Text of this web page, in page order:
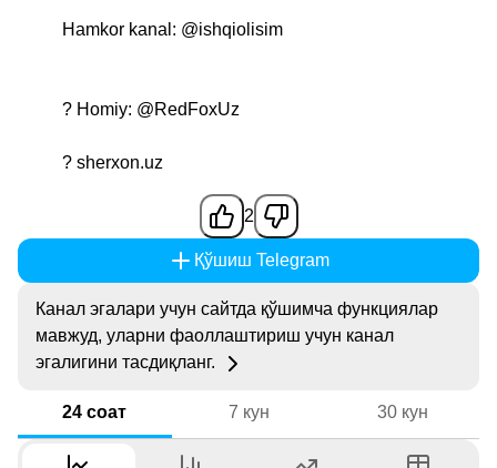
Hamkor kanal: @ishqiolisim
? Homiy: @RedFoxUz
? sherxon.uz
2
Қўшиш Telegram
Канал эгалари учун сайтда қўшимча функциялар
мавжуд, уларни фаоллаштириш учун канал
эгалигини тасдиқланг.
24 соат 7 кун 30 кун